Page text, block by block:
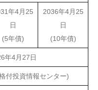
年4月25
日
(5年債)
2036年4月25
日
(10年債)
年4月27日
付投資情報センター)